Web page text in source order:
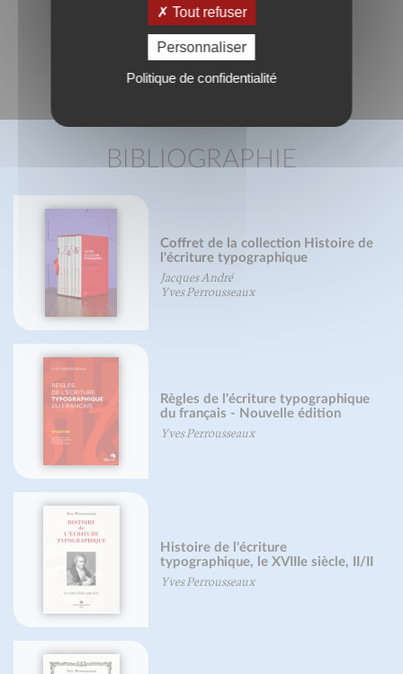
BIBLIOGRAPHIE
Coffret de la collection Histoire de
l'écriture typographique
Jacques André
Yves Perrousseaux
Règles de l'écriture typographique
du français - Nouvelle édition
Yves Perrousseaux
Histoire de l'écriture
typographique, le XVIIIe siècle, II/II
Yves Perrousseaux
Tout refuser
Personnaliser
Politique de confidentialité